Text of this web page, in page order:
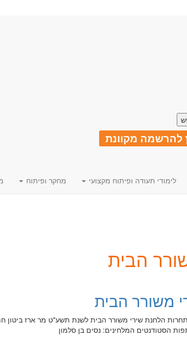
להרשמה מקוונת
לימודי תעודה ופיתוח מקצועי מחקר ופיתוח
הבית
משורר הבית
הלחנת שירי משורר הבית לשנת תשע"ט מר ארז ביטון
הסטודנטים המלחינים: נסים בן סלמון